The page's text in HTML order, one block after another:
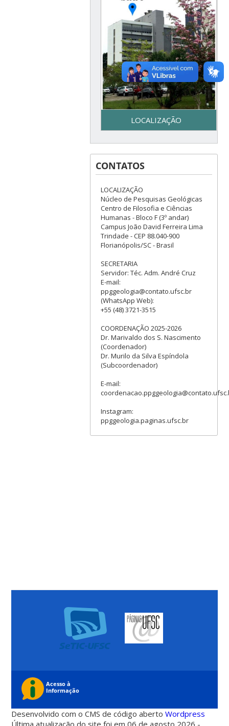
LOCALIZAÇÃO
Secretaria do Programa de
Pós-Graduação em Geologia
– UFSC - Centro de Filosofia e
Ciências Humanas - Bloco F –
3º piso - Campus Reitor João
David Ferreira Lima - Trindade
– Florianópolis, SC
CONTATOS
LOCALIZAÇÃO
Núcleo de Pesquisas Geológicas
Centro de Filosofia e Ciências
Humanas - Bloco F (3º andar)
Campus João David Ferreira Lima
Trindade - CEP 88.040-900
Florianópolis/SC - Brasil
SECRETARIA
Servidor: Téc. Adm. André Cruz
E-mail:
ppggeologia@contato.ufsc.br
(WhatsApp Web):
+55 (48) 3721-3515
COORDENAÇÃO 2025-2026
Dr. Marivaldo dos S. Nascimento
(Coordenador)
Dr. Murilo da Silva Espíndola
(Subcoordenador)
E-mail:
Instagram:
ppggeologia.paginas.ufsc.br
Desenvolvido com o CMS de código abertoWordpress